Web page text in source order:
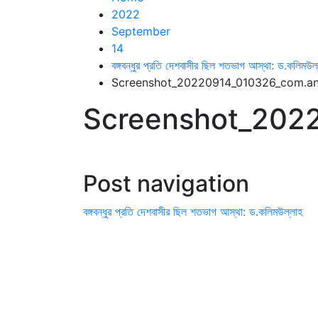
2022
September
14
বঙ্গবন্ধুর প্রতি দেশবাসীর ছিল শতভাগ আস্থা:
Post navigation
বঙ্গবন্ধুর প্রতি দেশবাসীর ছিল শতভাগ আস্থা: ড.কলিমউল্লাহ